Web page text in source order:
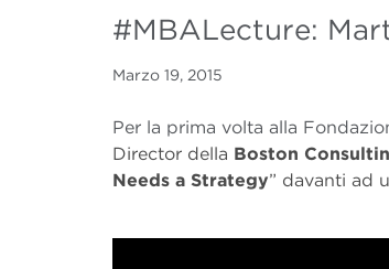
#MBALecture:
Marzo 19, 2015
Per la prima volta alla
Director della Boston
Needs a Strategy” davanti ad